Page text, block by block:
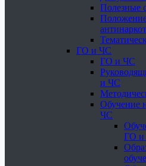
Полезные
ГО и ЧС
ГО и ЧС
и ЧС
Обучение
ЧС
ГО и